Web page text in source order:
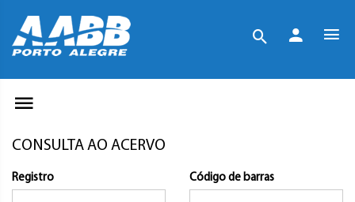
CONSULTA AO ACERVO
Registro Código de barras